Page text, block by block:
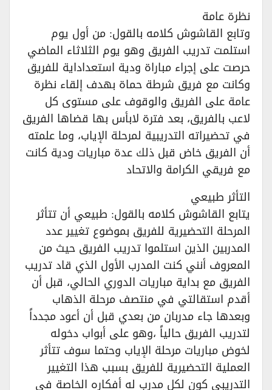
نظرة عامة
وتابع القاشوش كلامه بالقول: من أول يوم
استلمت تدريب الفريق وهو يوم الثلاثاء الماضي
حرصت على إجراء مباراة ودية استعداداية للفريق
وكانت مع فريق شرطة حماة بهدف إلقاء نظرة
عامة على الفريق والوقوف على مستوى كل
لاعب بالفريق، بعد فترة لابأس بها قضاها الفريق
في تحضيراته التدريبية لمرحلة الإياب، وما علمته
أن الفريق خاض قبل ذلك عدة مباريات ودية كانت
مع فريقي الكرامة والاتحاد
التأثر طبيعي
يتابع القاشوش كلامه بالقول: طبيعي أن تتأثر
المرحلة التحضيرية للفريق بموضوع تغيير عدد
المدربين الذين استلموا تدريب الفريق حيث من
المعروف أنني كنت المدرب الأول الذي قاد تدريب
الفريق مع بداية مباريات الدوري الحالي، قبل أن
أقدم استقالتي في منتصف مرحلة الذهاب
وبعدها جاء مدربان من بعدي قبل أن أعود مجدداً
لتدريب الفريق حالياً ،وهو على أبواب دخوله
لخوض مباريات مرحلة الإياب وحتما سوف تتأثر
العملية التحضيرية للفريق بسبب هذا التغيير
التدريبي كون لكل مدرب له أفكاره الخاصة في